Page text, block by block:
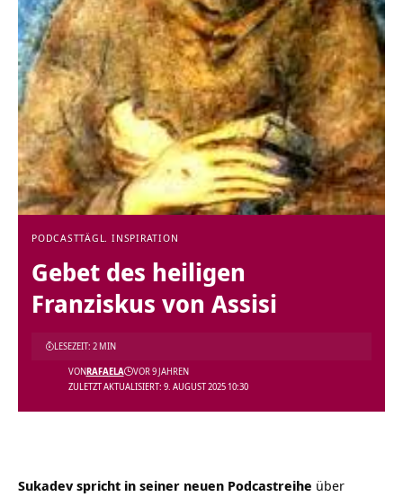
PODCASTTÄGL. INSPIRATION
Gebet des heiligen
Franziskus von Assisi
ZULETZT AKTUALISIERT: 9. AUGUST 2025 10:30
VONRAFAELA VOR 9 JAHREN
LESEZEIT: 2 MIN
Sukadev spricht in seiner neuen Podcastreihe über